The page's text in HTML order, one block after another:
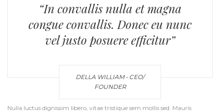
“In convallis nulla et magna
congue convallis. Donec eu nunc
vel justo posuere efficitur”
DELLA WILLIAM • CEO/
FOUNDER
Nulla luctus dignissim libero, vitae tristique sem mollis sed. Mauris